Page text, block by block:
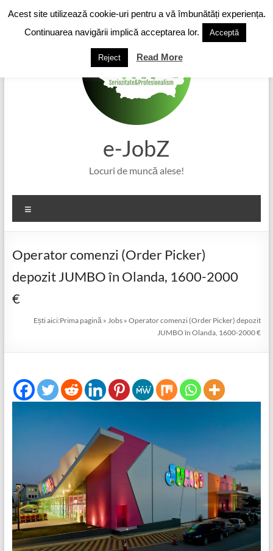
to
content
e-JobZ
Locuri de muncă alese!
Operator comenzi (Order Picker)
depozit JUMBO în Olanda, 1600-2000
€
Ești aici:Prima pagină »Jobs »Operator comenzi (Order Picker) depozit
JUMBO în Olanda, 1600-2000 €
Acest site utilizează cookie-uri pentru a vă îmbunătăți experiența.
Continuarea navigării implică acceptarea lor.
Acceptă
Reject Read More